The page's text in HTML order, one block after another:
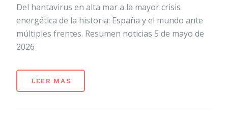
Del hantavirus en alta mar a la mayor crisis
energética de la historia: España y el mundo ante
múltiples frentes. Resumen noticias 5 de mayo de
2026
LEER MÁS